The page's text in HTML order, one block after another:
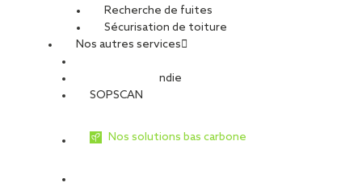
Recherche de fuites
Sécurisation de toiture
Nos autres services
Sécurité Incendie
SOPSCAN
Nos solutions bas carbone